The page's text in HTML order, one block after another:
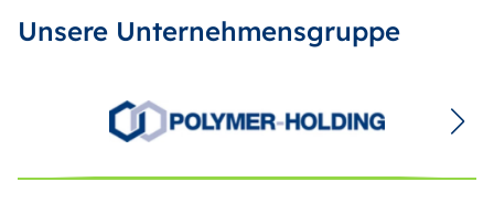
Unsere Unternehmensgruppe